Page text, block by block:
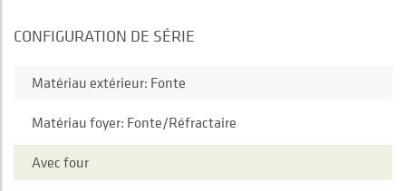
CONFIGURATION DE SÉRIE
Matériau extérieur: Fonte
Matériau foyer: Fonte/Réfractaire
Avec four